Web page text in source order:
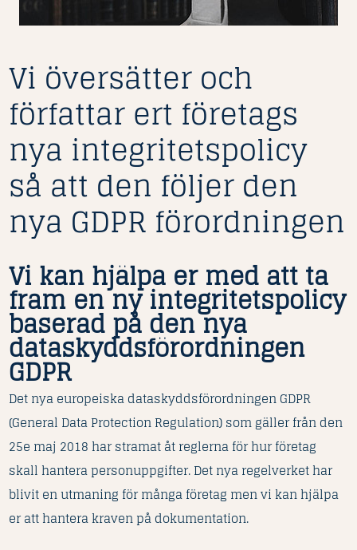
Vi översätter och
författar ert företags
nya integritetspolicy
så att den följer den
nya GDPR förordningen
Vi kan hjälpa er med att ta
fram en ny integritetspolicy
baserad på den nya
dataskyddsförordningen
GDPR
Det nya europeiska dataskyddsförordningen GDPR
(General Data Protection Regulation) som gäller från den
25e maj 2018 har stramat åt reglerna för hur företag
skall hantera personuppgifter. Det nya regelverket har
blivit en utmaning för många företag men vi kan hjälpa
er att hantera kraven på dokumentation.